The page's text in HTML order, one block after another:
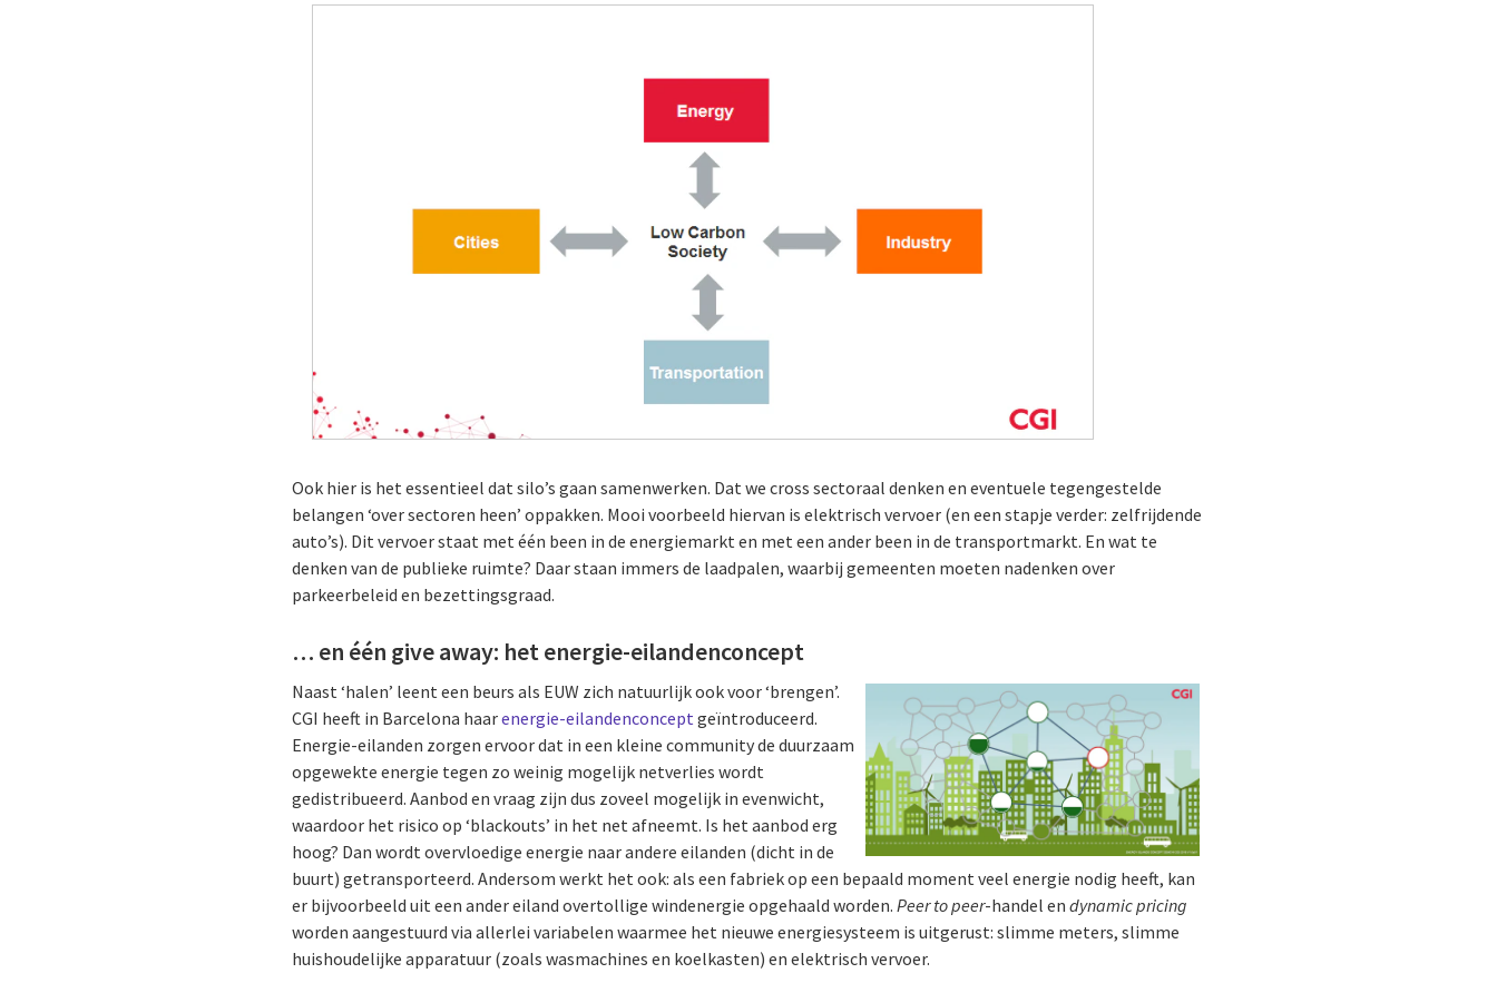
Ook hier is het essentieel dat silo’s gaan samenwerken. Dat we cross sectoraal denken en eventuele tegengestelde
belangen ‘over sectoren heen’ oppakken. Mooi voorbeeld hiervan is elektrisch vervoer (en een stapje verder: zelfrijdende
auto’s). Dit vervoer staat met één been in de energiemarkt en met een ander been in de transportmarkt. En wat te
denken van de publieke ruimte? Daar staan immers de laadpalen, waarbij gemeenten moeten nadenken over
parkeerbeleid en bezettingsgraad.
… en één give away: het energie-eilandenconcept
Naast ‘halen’ leent een beurs als EUW zich natuurlijk ook voor ‘brengen’.
CGI heeft in Barcelona haarenergie-eilandenconcept geïntroduceerd.
Energie-eilanden zorgen ervoor dat in een kleine community de duurzaam
opgewekte energie tegen zo weinig mogelijk netverlies wordt
gedistribueerd. Aanbod en vraag zijn dus zoveel mogelijk in evenwicht,
waardoor het risico op ‘blackouts’ in het net afneemt. Is het aanbod erg
hoog? Dan wordt overvloedige energie naar andere eilanden (dicht in de
buurt) getransporteerd. Andersom werkt het ook: als een fabriek op een bepaald moment veel energie nodig heeft, kan
er bijvoorbeeld uit een ander eiland overtollige windenergie opgehaald worden.Peer to peer-handel endynamic pricing
worden aangestuurd via allerlei variabelen waarmee het nieuwe energiesysteem is uitgerust: slimme meters, slimme
huishoudelijke apparatuur (zoals wasmachines en koelkasten) en elektrisch vervoer.